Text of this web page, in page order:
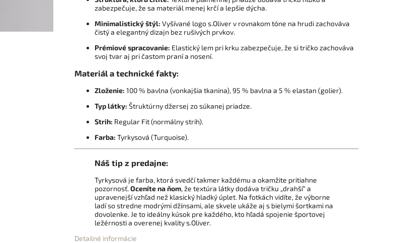
zabezpečuje, že sa materiál menej krčí a lepšie dýcha.
Minimalistický štýl: Vyšívané logo s.Oliver v rovnakom tóne na hrudi zachováva
čistý a elegantný dizajn bez rušivých prvkov.
Prémiové spracovanie: Elastický lem pri krku zabezpečuje, že si tričko zachováva
svoj tvar aj pri častom praní a nosení.
Materiál a technické fakty:
Zloženie: 100 % bavlna (vonkajšia tkanina), 95 % bavlna a 5 % elastan (golier).
Typ látky: Štruktúrny džersej zo súkanej priadze.
Strih: Regular Fit (normálny strih).
Farba: Tyrkysová (Turquoise).
Náš tip z predajne:
Tyrkysová je farba, ktorá svedčí takmer každému a okamžite pritiahne
pozornosť.Oceníte na ňom, že textúra látky dodáva tričku „drahší“ a
upravenejší vzhľad než klasický hladký úplet. Na fotkách vidíte, že výborne
ladí so stredne modrými džínsami, ale skvele ukáže aj s bielymi šortkami na
dovolenke. Je to ideálny kúsok pre každého, kto hľadá spojenie športovej
ležérnosti a overenej kvality s.Oliver.
Detailné informácie